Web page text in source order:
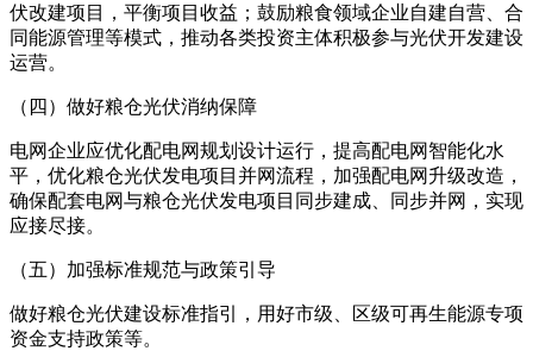
伏改建项目，平衡项目收益；鼓励粮食领域企业自建自营、合
同能源管理等模式，推动各类投资主体积极参与光伏开发建设
运营。
（四）做好粮仓光伏消纳保障
电网企业应优化配电网规划设计运行，提高配电网智能化水
平，优化粮仓光伏发电项目并网流程，加强配电网升级改造，
确保配套电网与粮仓光伏发电项目同步建成、同步并网，实现
应接尽接。
（五）加强标准规范与政策引导
做好粮仓光伏建设标准指引，用好市级、区级可再生能源专项
资金支持政策等。